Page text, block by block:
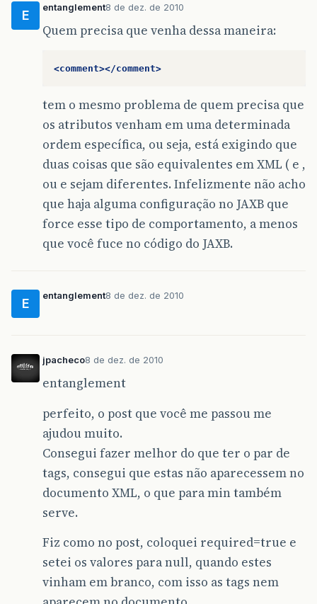
E
entanglement8 de dez. de 2010
Quem precisa que venha dessa maneira:
<comment></comment>
tem o mesmo problema de quem precisa que
os atributos venham em uma determinada
ordem específica, ou seja, está exigindo que
duas coisas que são equivalentes em XML ( e ,
ou e sejam diferentes. Infelizmente não acho
que haja alguma configuração no JAXB que
force esse tipo de comportamento, a menos
que você fuce no código do JAXB.
E
entanglement8 de dez. de 2010
jpacheco8 de dez. de 2010
entanglement
perfeito, o post que você me passou me
ajudou muito.
Consegui fazer melhor do que ter o par de
tags, consegui que estas não aparecessem no
documento XML, o que para min também
serve.
Fiz como no post, coloquei required=true e
setei os valores para null, quando estes
vinham em branco, com isso as tags nem